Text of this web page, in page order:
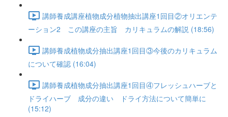
講師養成講座植物成分植物抽出講座1回目②オリエンテ
ーション2 この講座の主旨 カリキュラムの解説 (18:56)
講師養成植物成分抽出講座1回目③今後のカリキュラム
について確認 (16:04)
講師養成植物成分抽出講座1回目④フレッシュハーブと
ドライハーブ 成分の違い ドライ方法について簡単に
(15:12)